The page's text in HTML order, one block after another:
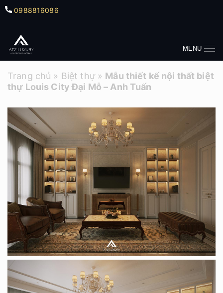
0988816086
MENU
Trang chủ » Biệt thự» Mẫu thiết kế nội thất biệt
thự Louis City Đại Mỗ – Anh Tuấn